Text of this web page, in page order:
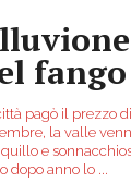
fango
pagò il prezzo
la valle
e
dopo anno lo